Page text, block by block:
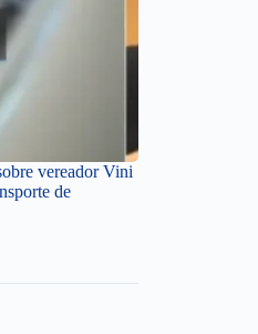
vereador Vini
de